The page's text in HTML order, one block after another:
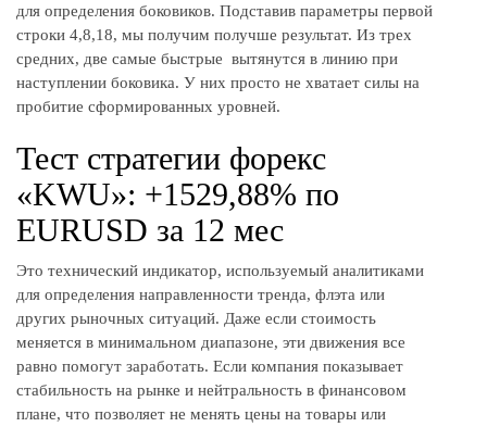
для определения боковиков. Подставив параметры первой
строки 4,8,18, мы получим получше результат. Из трех
средних, две самые быстрые вытянутся в линию при
наступлении боковика. У них просто не хватает силы на
пробитие сформированных уровней.
Тест стратегии форекс
«KWU»: +1529,88% по
EURUSD за 12 мес
Это технический индикатор, используемый аналитиками
для определения направленности тренда, флэта или
других рыночных ситуаций. Даже если стоимость
меняется в минимальном диапазоне, эти движения все
равно помогут заработать. Если компания показывает
стабильность на рынке и нейтральность в финансовом
плане, что позволяет не менять цены на товары или